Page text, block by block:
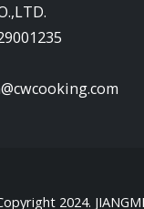
2024.